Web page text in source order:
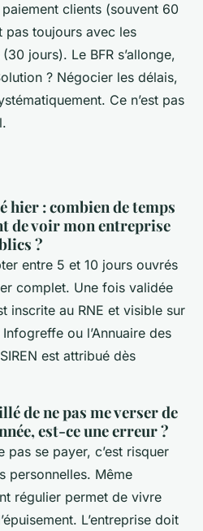
clients (souvent 60
pas toujours avec les
jours). Le BFR s’allonge,
? Négocier les délais,
Ce n’est pas
hier : combien de temps
de voir mon entreprise
?
entre 5 et 10 jours ouvrés
complet. Une fois validée
inscrite au RNE et visible sur
ou l’Annuaire des
est attribué dès
de ne pas me verser de
est-ce une erreur ?
se payer, c’est risquer
personnelles. Même
régulier permet de vivre
L’entreprise doit